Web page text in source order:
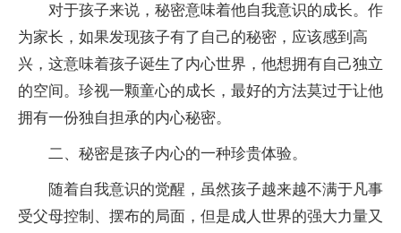
对于孩子来说，秘密意味着他自我意识的成长。作
为家长，如果发现孩子有了自己的秘密，应该感到高
兴，这意味着孩子诞生了内心世界，他想拥有自己独立
的空间。珍视一颗童心的成长，最好的方法莫过于让他
拥有一份独自担承的内心秘密。
二、秘密是孩子内心的一种珍贵体验。
随着自我意识的觉醒，虽然孩子越来越不满于凡事
受父母控制、摆布的局面，但是成人世界的强大力量又